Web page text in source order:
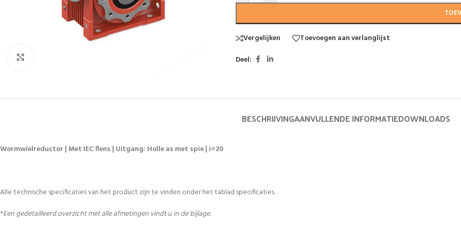
Vergelijken
Toevoegen aan verlanglijst
Deel:
BESCHRIJVINGAANVULLENDE INFORMATIEDOWNLOADS
Wormwielreductor | Met IEC flens | Uitgang: Holle as met spie | i=20
Alle technische specificaties van het product zijn te vinden onder het tablad specificaties.
*Een gedetailleerd overzicht met alle afmetingen vindt u in de bijlage.